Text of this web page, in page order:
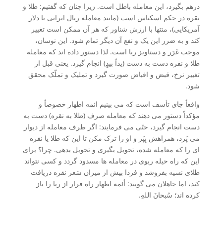
درهم بگیرد، این معامله باطل است. زیرا چنان که گفتیم: طلا و
نقره در حکم اسکناس است (مانند معامله ریال ایرانی با دلار
آمریکایی)، منتها با ارزش شناور که هر آن ممکن است تغییر
کند و به ضرر این یک و نفع آن دیگر تمام شود. این نوسان،
موجب غَرَر و دستاویز ربا است. لذا دستور داده اند که معامله
طلا و نقره دست به دست (یداً بیدٍ) انجام گیرد. یعنی قبل از
تغییر نرخ، قبض و اقباض صورت گیرد و تملیک و تملّک محقق
شود.
واقعاً جای تأسف است که می بینیم ائمه اطهار خصوصاً و
مؤکداً دستور می دهند که معامله صرف (طلا به نقره) دست به
دست انجام گیرد، حتّی می فرمایند: اگر طرف معامله از دیوار
می پَرد، همراهش بِپَر و او را ترک مکن تا این که طلا یا نقره
ای را که معامله شده، تحویل بگیری و تحویل بدهی. چرا؟ برای
این که راه حیله ربوی در معامله ها مسدود گردد و کسی نتواند
طلای نسیه بفروشد و فردا بیش از میزان سَعر نقره دریافت
کند، اما جاهلان می گویند: أئمه اطهار راه فرار از ربا را باز
کرده اند؛ سُبحانَ اللهِ.